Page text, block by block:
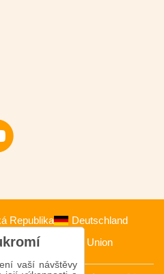
Republika
Deutschland
European Union
vaší návštěvy